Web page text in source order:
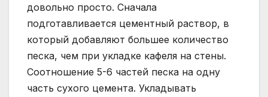
довольно просто. Сначала
подготавливается цементный раствор, в
который добавляют большее количество
песка, чем при укладке кафеля на стены.
Соотношение 5-6 частей песка на одну
часть сухого цемента. Укладывать